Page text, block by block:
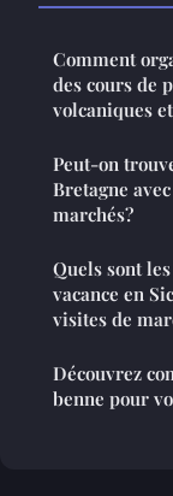
Comment
des cours de
volcaniques
Peut-on
Bretagne
marchés?
Quels sont
vacance en
visites de
Découvrez
benne pour